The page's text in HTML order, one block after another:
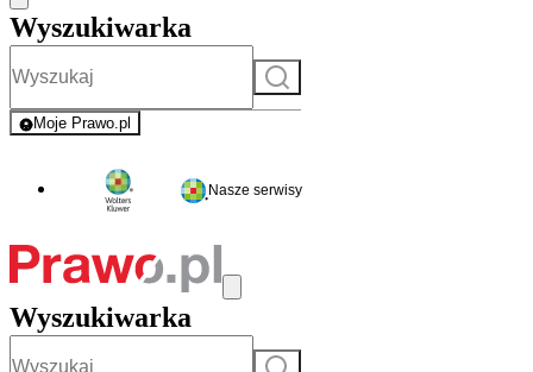
Wyszukiwarka
Szukaj
Moje Prawo.pl
- rejestracja i logowanie do serwisu
Nasze serwisy
Wyszukiwarka
Szukaj